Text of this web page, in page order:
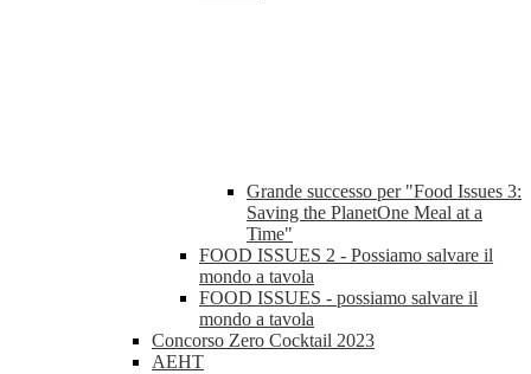
Grande successo per "Food Issues 3:
Saving the PlanetOne Meal at a
Time"
FOOD ISSUES 2 - Possiamo salvare il
mondo a tavola
FOOD ISSUES - possiamo salvare il
mondo a tavola
Concorso Zero Cocktail 2023
AEHT